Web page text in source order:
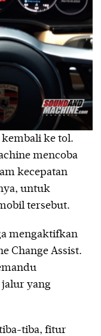
kembali ke tol.
mencoba
kecepatan
untuk
tersebut.
mengaktifkan
Change Assist.
jalur yang
tiba, fitur